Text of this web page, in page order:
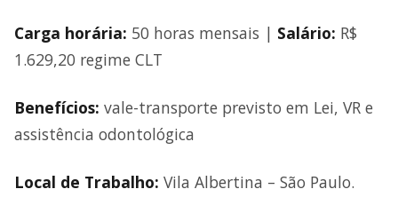
Carga horária: 50 horas mensais | Salário: R$
1.629,20 regime CLT
Benefícios: vale-transporte previsto em Lei, VR e
assistência odontológica
Local de Trabalho: Vila Albertina – São Paulo.